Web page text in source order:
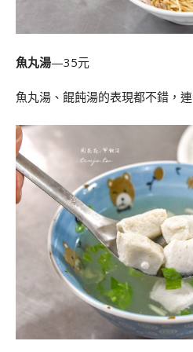
魚丸湯—35元
魚丸湯、餛飩湯的表現都不錯，